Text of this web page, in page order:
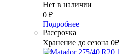
Нет в наличии
0 ₽
Подробнее
Рассрочка
Хранение до сезона 0₽